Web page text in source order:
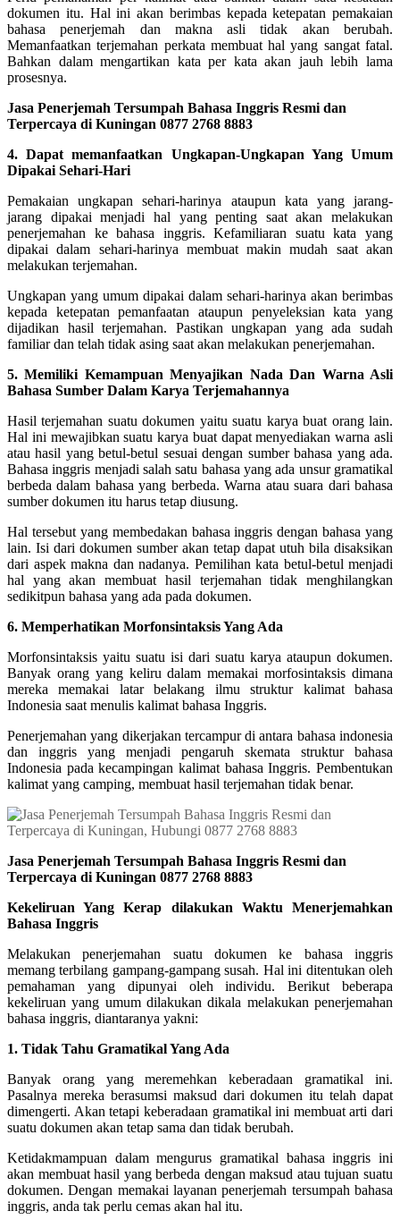
dokumen itu. Hal ini akan berimbas kepada ketepatan pemakaian
bahasa penerjemah dan makna asli tidak akan berubah.
Memanfaatkan terjemahan perkata membuat hal yang sangat fatal.
Bahkan dalam mengartikan kata per kata akan jauh lebih lama
prosesnya.
Jasa Penerjemah Tersumpah Bahasa Inggris Resmi dan
Terpercaya di Kuningan 0877 2768 8883
4. Dapat memanfaatkan Ungkapan-Ungkapan Yang Umum
Dipakai Sehari-Hari
Pemakaian ungkapan sehari-harinya ataupun kata yang jarang-
jarang dipakai menjadi hal yang penting saat akan melakukan
penerjemahan ke bahasa inggris. Kefamiliaran suatu kata yang
dipakai dalam sehari-harinya membuat makin mudah saat akan
melakukan terjemahan.
Ungkapan yang umum dipakai dalam sehari-harinya akan berimbas
kepada ketepatan pemanfaatan ataupun penyeleksian kata yang
dijadikan hasil terjemahan. Pastikan ungkapan yang ada sudah
familiar dan telah tidak asing saat akan melakukan penerjemahan.
5. Memiliki Kemampuan Menyajikan Nada Dan Warna Asli
Bahasa Sumber Dalam Karya Terjemahannya
Hasil terjemahan suatu dokumen yaitu suatu karya buat orang lain.
Hal ini mewajibkan suatu karya buat dapat menyediakan warna asli
atau hasil yang betul-betul sesuai dengan sumber bahasa yang ada.
Bahasa inggris menjadi salah satu bahasa yang ada unsur gramatikal
berbeda dalam bahasa yang berbeda. Warna atau suara dari bahasa
sumber dokumen itu harus tetap diusung.
Hal tersebut yang membedakan bahasa inggris dengan bahasa yang
lain. Isi dari dokumen sumber akan tetap dapat utuh bila disaksikan
dari aspek makna dan nadanya. Pemilihan kata betul-betul menjadi
hal yang akan membuat hasil terjemahan tidak menghilangkan
sedikitpun bahasa yang ada pada dokumen.
6. Memperhatikan Morfonsintaksis Yang Ada
Morfonsintaksis yaitu suatu isi dari suatu karya ataupun dokumen.
Banyak orang yang keliru dalam memakai morfosintaksis dimana
mereka memakai latar belakang ilmustruktur kalimat bahasa
Indonesia saat menulis kalimat bahasa Inggris.
Penerjemahan yang dikerjakan tercampur di antara bahasa indonesia
dan inggris yang menjadi pengaruh skemata struktur bahasa
Indonesia pada kecampingan kalimat bahasa Inggris. Pembentukan
kalimat yang camping, membuat hasil terjemahan tidak benar.
Jasa Penerjemah Tersumpah Bahasa Inggris Resmi dan
Terpercaya di Kuningan 0877 2768 8883
Kekeliruan Yang Kerap dilakukan Waktu Menerjemahkan
Bahasa Inggris
Melakukan penerjemahan suatu dokumen ke bahasa inggris
memang terbilang gampang-gampang susah. Hal ini ditentukan oleh
pemahaman yang dipunyai oleh individu. Berikut beberapa
kekeliruan yang umum dilakukan dikala melakukan penerjemahan
bahasa inggris, diantaranya yakni:
1. Tidak Tahu Gramatikal Yang Ada
Banyak orang yang meremehkan keberadaan gramatikal ini.
Pasalnya mereka berasumsi maksud dari dokumen itu telah dapat
dimengerti. Akan tetapi keberadaan gramatikal ini membuat arti dari
suatu dokumen akan tetap sama dan tidak berubah.
Ketidakmampuan dalam mengurus gramatikal bahasa inggris ini
akan membuat hasil yang berbeda dengan maksud atau tujuan suatu
dokumen. Dengan memakai layanan penerjemah tersumpah bahasa
inggris, anda tak perlu cemas akan hal itu.